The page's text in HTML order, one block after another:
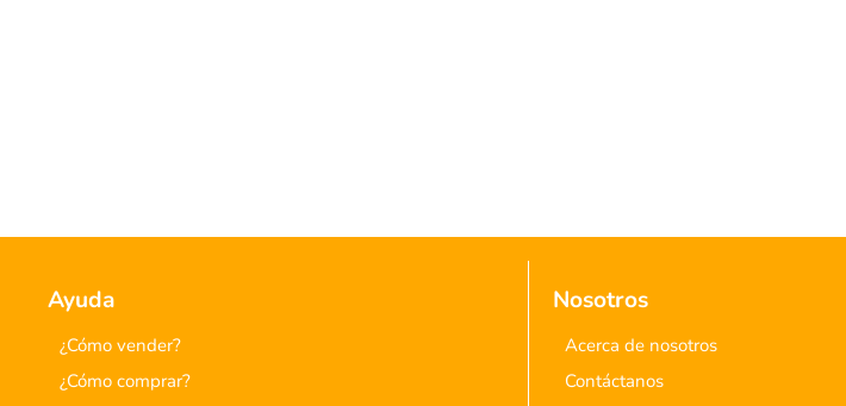
Ayuda
¿Cómo vender?
¿Cómo comprar?
Nosotros
Acerca de nosotros
Contáctanos